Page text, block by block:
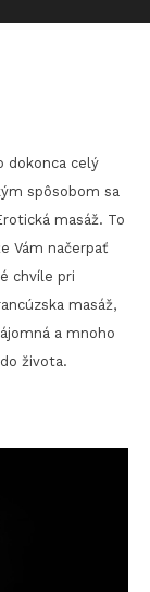
dokonca celý
spôsobom sa
masáž. To
Vám načerpať
chvíle pri
masáž,
a mnoho
života.